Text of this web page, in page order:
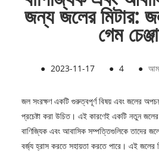
জন্য জলের মিটার:
গেম
● 2023-11-17 ● 4 ●
জল সংরক্ষণ একটি গুরুত্বপূর্ণ বিষয় এবং জলের
প্রচেষ্টা করা উচিত। এই কারণেই একটি নতুন জলের
বাণিজ্যিক এবং আবাসিক সম্পত্তিগুলিকে তাদের
বর্জ্য হ্রাস করতে সহায়তা করতে পারে। এই জলের